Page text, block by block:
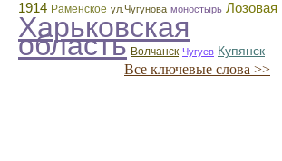
1914 Раменское ул.Чугунова моностырь Лозовая
Харьковская
область Волчанск Чугуев Купянск
Все ключевые слова >>